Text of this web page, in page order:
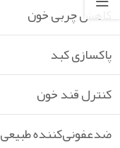
کاهش چربی خون
پاکسازی کبد
کنترل قند خون
ضدعفونی‌کننده طبیعی